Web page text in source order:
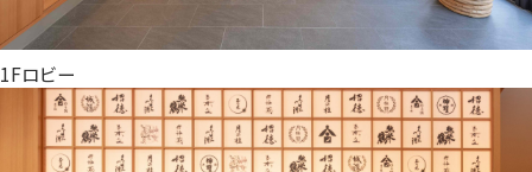
1Fロビー